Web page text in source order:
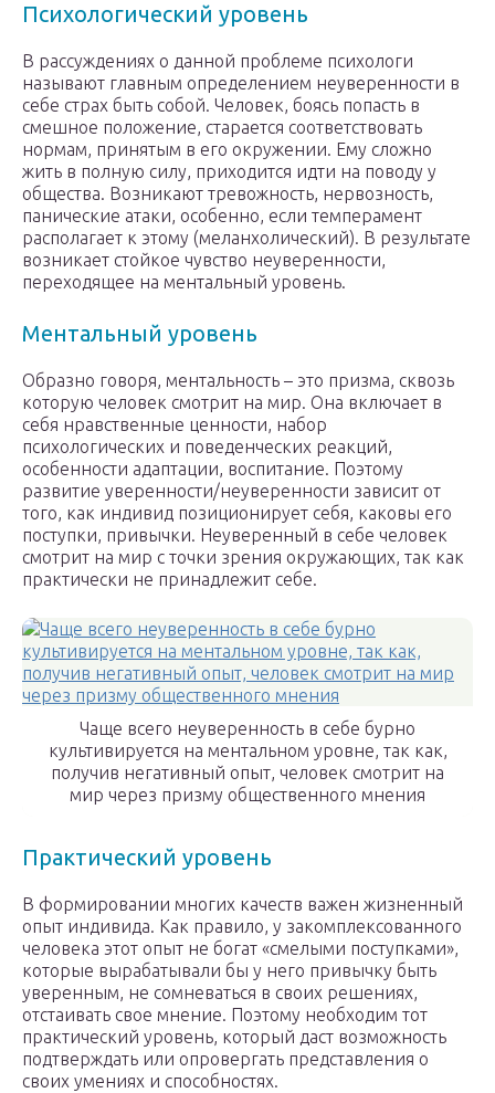
Психологический уровень
В рассуждениях о данной проблеме психологи
называют главным определением неуверенности в
себе страх быть собой. Человек, боясь попасть в
смешное положение, старается соответствовать
нормам, принятым в его окружении. Ему сложно
жить в полную силу, приходится идти на поводу у
общества. Возникают тревожность, нервозность,
панические атаки, особенно, если темперамент
располагает к этому (меланхолический). В результате
возникает стойкое чувство неуверенности,
переходящее на ментальный уровень.
Ментальный уровень
Образно говоря, ментальность – это призма, сквозь
которую человек смотрит на мир. Она включает в
себя нравственные ценности, набор
психологических и поведенческих реакций,
особенности адаптации, воспитание. Поэтому
развитие уверенности/неуверенности зависит от
того, как индивид позиционирует себя, каковы его
поступки, привычки. Неуверенный в себе человек
смотрит на мир с точки зрения окружающих, так как
практически не принадлежит себе.
Чаще всего неуверенность в себе бурно
культивируется на ментальном уровне, так как,
получив негативный опыт, человек смотрит на
мир через призму общественного мнения
Практический уровень
В формировании многих качеств важен жизненный
опыт индивида. Как правило, у закомплексованного
человека этот опыт не богат «смелыми поступками»,
которые вырабатывали бы у него привычку быть
уверенным, не сомневаться в своих решениях,
отстаивать свое мнение. Поэтому необходим тот
практический уровень, который даст возможность
подтверждать или опровергать представления о
своих умениях и способностях.